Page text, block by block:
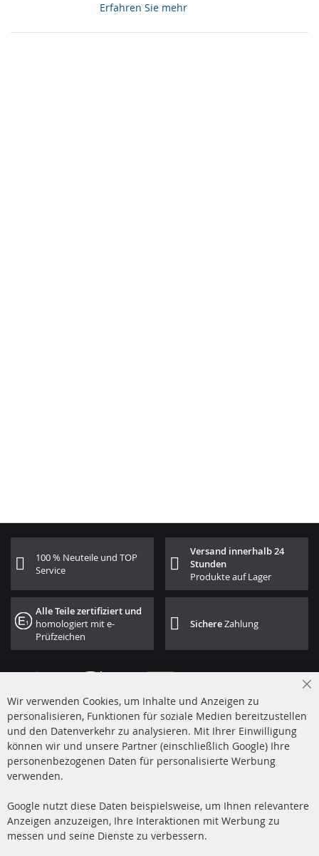
Erfahren Sie mehr
100 % Neuteile und TOP
Service
Versand innerhalb 24
Stunden
Produkte auf Lager
Alle Teile zertifiziert und
homologiert mit e-
Prüfzeichen
SichereZahlung
+49 (0) 4533 799 00 0
Mo-Do: 09-17 Uhr, Fr 09-16 Uhr
info@contra-automotive.de
facebook
instagram
Quick Links Kundenservice
Wir verwenden Cookies, um Inhalte und Anzeigen zu
personalisieren, Funktionen für soziale Medien bereitzustellen
und den Datenverkehr zu analysieren. Mit Ihrer Einwilligung
können wir und unsere Partner (einschließlich Google) Ihre
personenbezogenen Daten für personalisierte Werbung
verwenden.
Google nutzt diese Daten beispielsweise, um Ihnen relevantere
Anzeigen anzuzeigen, Ihre Interaktionen mit Werbung zu
messen und seine Dienste zu verbessern.